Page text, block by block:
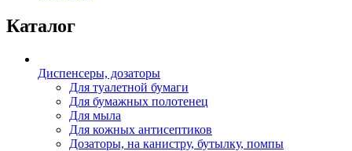
Каталог
Диспенсеры, дозаторы
Для туалетной бумаги
Для бумажных полотенец
Для мыла
Для кожных антисептиков
Дозаторы, на канистру, бутылку, помпы